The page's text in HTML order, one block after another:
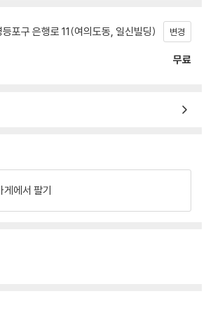
포구 은행로 11(여의도동, 일신빌딩) 변경
무료
게에서 팔기